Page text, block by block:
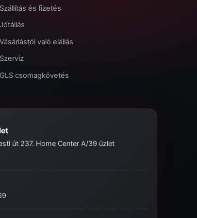
Szállítás és fizetés
Jótállás
Vásárlástól való elállás
Szerviz
GLS csomagkövetés
út 237. Home Center A/39 üzlet